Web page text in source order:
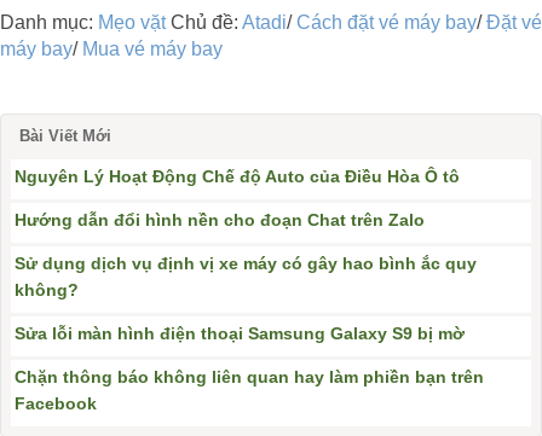
Danh mục: Mẹo vặt Chủ đề: Atadi/Cách đặt vé máy bay/Đặt vé
máy bay/ Mua vé máy bay
Bài Viết Mới
Nguyên Lý Hoạt Động Chế độ Auto của Điều Hòa Ô tô
Hướng dẫn đổi hình nền cho đoạn Chat trên Zalo
Sử dụng dịch vụ định vị xe máy có gây hao bình ắc quy
không?
Sửa lỗi màn hình điện thoại Samsung Galaxy S9 bị mờ
Chặn thông báo không liên quan hay làm phiền bạn trên
Facebook